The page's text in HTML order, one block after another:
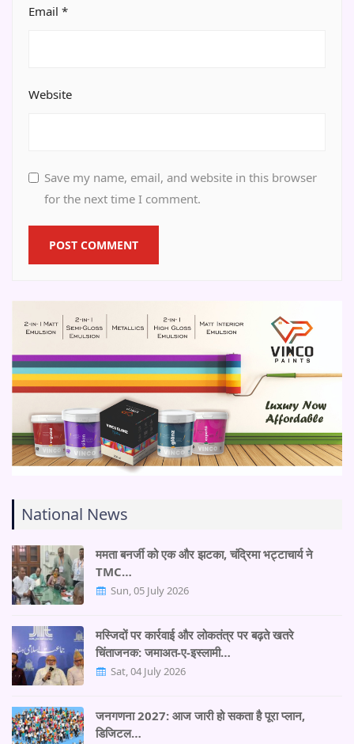
Email *
Website
Save my name, email, and website in this browser
for the next time I comment.
National News
ममता बनर्जी को एक और झटका, चंद्रिमा भट्टाचार्य ने
TMC…
Sun, 05 July 2026
मस्जिदों पर कार्रवाई और लोकतंत्र पर बढ़ते खतरे
चिंताजनक: जमाअत-ए-इस्लामी…
Sat, 04 July 2026
जनगणना 2027: आज जारी हो सकता है पूरा प्लान,
डिजिटल…